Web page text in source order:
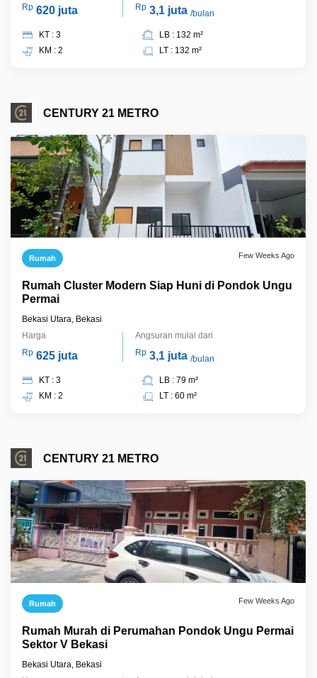
Rp 620 juta
Rp 3,1 juta /bulan
KT : 3
KM : 2
LB : 132 m²
LT : 132 m²
CENTURY 21 METRO
Rumah Few Weeks Ago
Rumah Cluster Modern Siap Huni di Pondok Ungu
Permai
Bekasi Utara, Bekasi
Harga
Rp 625 juta
Angsuran mulai dari
Rp 3,1 juta /bulan
KT : 3
KM : 2
LB : 79 m²
LT : 60 m²
CENTURY 21 METRO
Rumah Few Weeks Ago
Rumah Murah di Perumahan Pondok Ungu Permai
Sektor V Bekasi
Bekasi Utara, Bekasi